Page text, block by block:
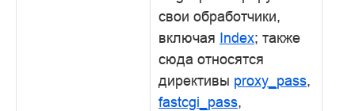
свои обработчики,
включая Index; также
сюда относятся
директивы proxy_pass,
fastcgi_pass,